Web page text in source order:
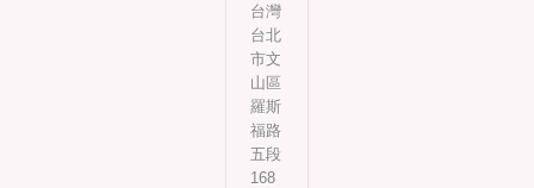
台灣
台北
市文
山區
羅斯
福路
五段
168